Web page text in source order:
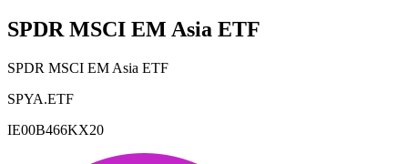
SPDR MSCI EM Asia ETF
SPDR MSCI EM Asia ETF
SPYA.ETF
IE00B466KX20